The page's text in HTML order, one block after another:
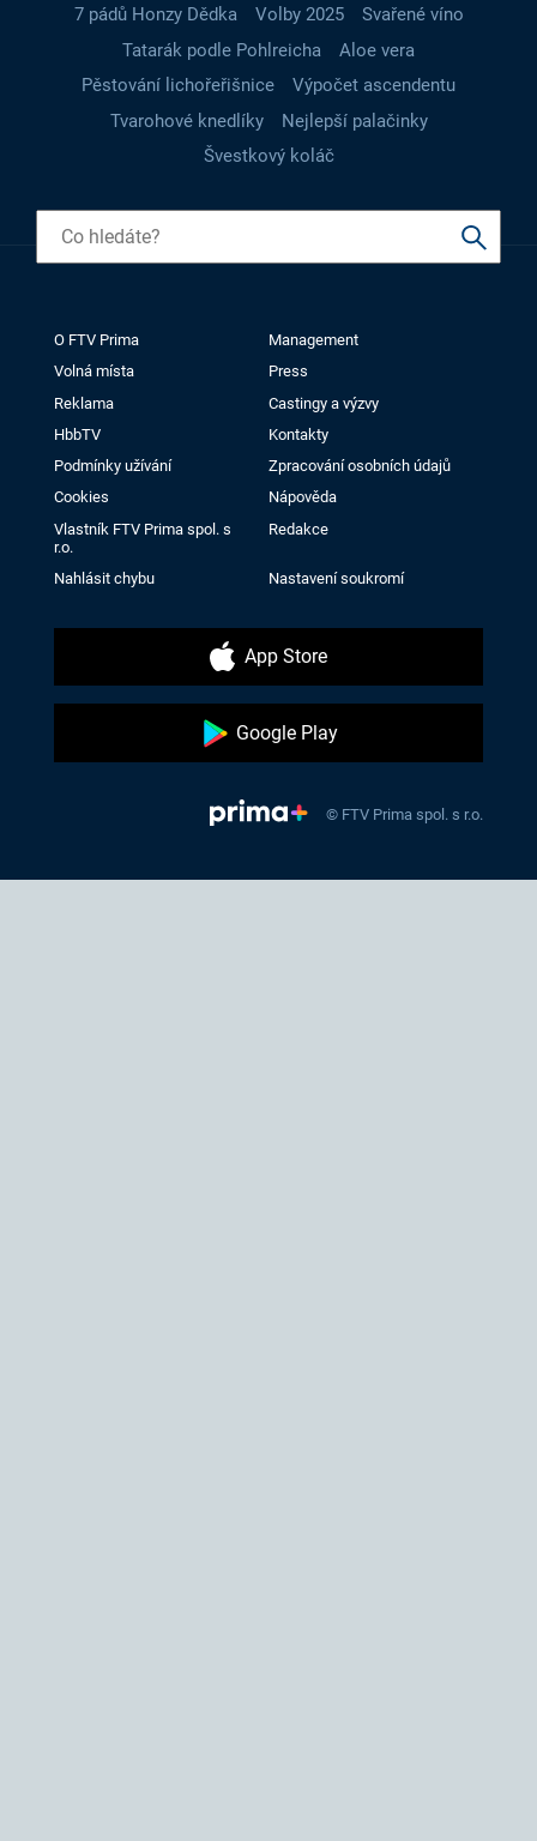
7 pádů Honzy Dědka
Volby 2025
Svařené víno
Tatarák podle Pohlreicha
Aloe vera
Pěstování lichořeřišnice
Výpočet ascendentu
Tvarohové knedlíky
Nejlepší palačinky
Švestkový koláč
O FTV Prima
Management
Volná místa
Press
Reklama
Castingy a výzvy
HbbTV
Kontakty
Podmínky užívání
Zpracování osobních údajů
Cookies
Nápověda
Vlastník FTV Prima spol. s
r.o.
Redakce
Nahlásit chybu Nastavení soukromí
App Store
Google Play
© FTV Prima spol. s r.o.